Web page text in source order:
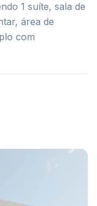
1 suíte, sala de
área de
com